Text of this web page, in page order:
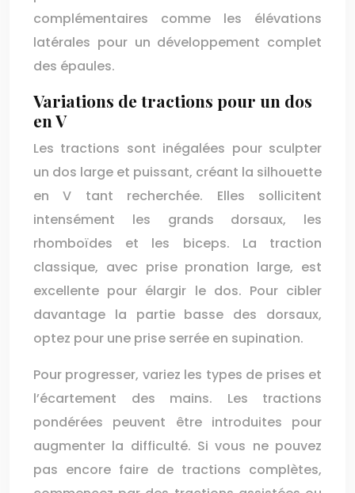
complémentaires comme les élévations
latérales pour un développement complet
des épaules.
Variations de tractions pour un dos
en V
Les tractions sont inégalées pour sculpter
un dos large et puissant, créant la silhouette
en V tant recherchée. Elles sollicitent
intensément les grands dorsaux, les
rhomboïdes et les biceps. La traction
classique, avec prise pronation large, est
excellente pour élargir le dos. Pour cibler
davantage la partie basse des dorsaux,
optez pour une prise serrée en supination.
Pour progresser, variez les types de prises et
l’écartement des mains. Les tractions
pondérées peuvent être introduites pour
augmenter la difficulté. Si vous ne pouvez
pas encore faire de tractions complètes,